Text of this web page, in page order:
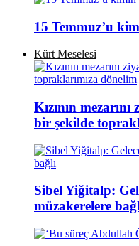
15 Temmuz’u
Kürt Meselesi
Kızının
bir şekilde
Sibel Yiğitalp:
müzakerelere